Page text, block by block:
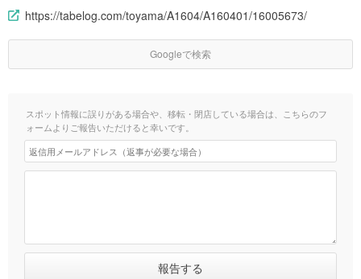
https://tabelog.com/toyama/A1604/A160401/16005673/
Googleで検索
スポット情報に誤りがある場合や、移転・閉店している場合は、こちらのフ
ォームよりご報告いただけると幸いです。